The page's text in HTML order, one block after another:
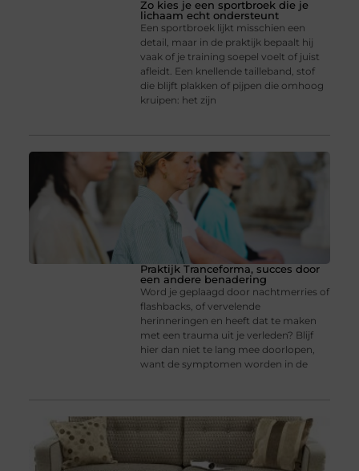
Zo kies je een sportbroek die je
lichaam echt ondersteunt
Een sportbroek lijkt misschien een
detail, maar in de praktijk bepaalt hij
vaak of je training soepel voelt of juist
afleidt. Een knellende tailleband, stof
die blijft plakken of pijpen die omhoog
kruipen: het zijn
Praktijk Tranceforma, succes door
een andere benadering
Word je geplaagd door nachtmerries of
flashbacks, of vervelende
herinneringen en heeft dat te maken
met een trauma uit je verleden? Blijf
hier dan niet te lang mee doorlopen,
want de symptomen worden in de